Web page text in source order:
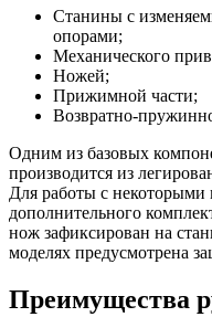
Станины с
опорами;
Механического
Ножей;
Прижимной части;
Возвратно-
Одним из базовых
производится из
Для работы с некоторыми
дополнительного
нож зафиксирован на
моделях предусмотрена
Преимущества